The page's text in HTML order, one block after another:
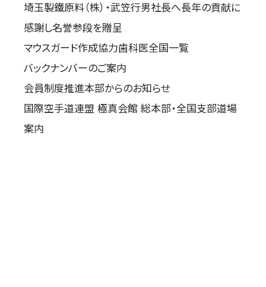
埼玉製鐵原料（株）・武笠行男社長へ長年の貢献に
感謝し名誉参段を贈呈
マウスガード作成協力歯科医全国一覧
バックナンバーのご案内
会員制度推進本部からのお知らせ
国際空手道連盟 極真会館 総本部・全国支部道場
案内